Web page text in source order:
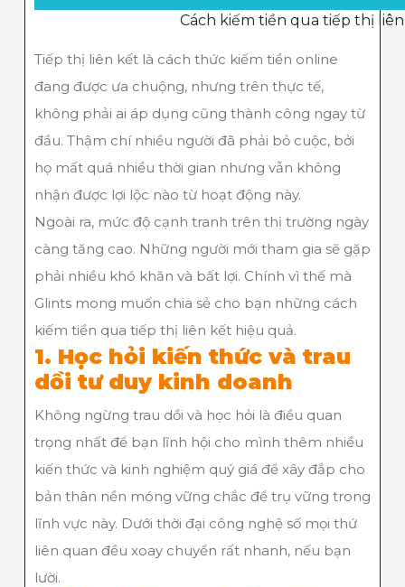
Cách kiếm tiền qua tiếp thị
Tiếp thị liên kết là cách thức kiếm tiền online
đang được ưa chuộng, nhưng trên thực tế,
không phải ai áp dụng cũng thành công ngay từ
đầu. Thậm chí nhiều người đã phải bỏ cuộc, bởi
họ mất quá nhiều thời gian nhưng vẫn không
nhận được lợi lộc nào từ hoạt động này.
Ngoài ra, mức độ cạnh tranh trên thị trường ngày
càng tăng cao. Những người mới tham gia sẽ gặp
phải nhiều khó khăn và bất lợi. Chính vì thế mà
Glints mong muốn chia sẻ cho bạn những cách
kiếm tiền qua tiếp thị liên kết hiệu quả.
1. Học hỏi kiến thức và trau
dồi tư duy kinh doanh
Không ngừng trau dồi và học hỏi là điều quan
trọng nhất để bạn lĩnh hội cho mình thêm nhiều
kiến thức và kinh nghiệm quý giá để xây đắp cho
bản thân nền móng vững chắc để trụ vững trong
lĩnh vực này. Dưới thời đại công nghệ số mọi thứ
liên quan đều xoay chuyển rất nhanh, nếu bạn
lười.